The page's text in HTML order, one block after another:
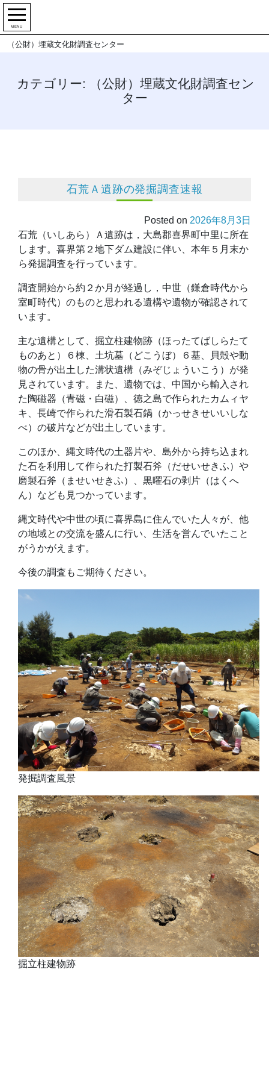
MENU
（公財）埋蔵文化財調査センター
カテゴリー:
（公財）埋蔵文化財調査セン
ター
石荒Ａ遺跡の発掘調査速報
Posted on 2026年8月3日
石荒（いしあら）Ａ遺跡は，大島郡喜界町中里に所在
します。喜界第２地下ダム建設に伴い、本年５月末か
ら発掘調査を行っています。
調査開始から約２か月が経過し，中世（鎌倉時代から
室町時代）のものと思われる遺構や遺物が確認されて
います。
主な遺構として、掘立柱建物跡（ほったてばしらたて
ものあと）６棟、土坑墓（どこうぼ）６基、貝殻や動
物の骨が出土した溝状遺構（みぞじょういこう）が発
見されています。また、遺物では、中国から輸入され
た陶磁器（青磁・白磁）、徳之島で作られたカムィヤ
キ、長崎で作られた滑石製石鍋（かっせきせいいしな
べ）の破片などが出土しています。
このほか、縄文時代の土器片や、島外から持ち込まれ
た石を利用して作られた打製石斧（だせいせきふ）や
磨製石斧（ませいせきふ）、黒曜石の剥片（はくへ
ん）なども見つかっています。
縄文時代や中世の頃に喜界島に住んでいた人々が、他
の地域との交流を盛んに行い、生活を営んでいたこと
がうかがえます。
今後の調査もご期待ください。
発掘調査風景
掘立柱建物跡